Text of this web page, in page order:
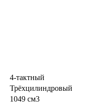
4-тактный
Трёхцилиндровый
1049 см3